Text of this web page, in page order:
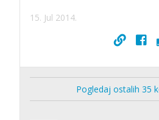
15. Jul 2014.
Pogledaj ostalih 35